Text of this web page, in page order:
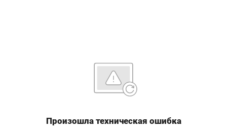
Произошла техническая ошибка